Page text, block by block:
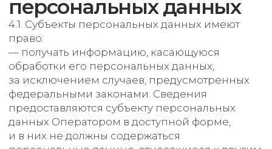
случаях и актуальность по отношению к целям
обработки персональных данных. Оператор
принимает необходимые меры и/
или обеспечивает их принятие по удалению
или уточнению неполных или неточных
данных.
5.7. Хранение персональных данных
определить субъекта персональных данных,
не дольше, чем этого требуют цели обработки
персональных данных, если срок хранения
персональных данных не установлен
федеральным законом, договором, стороной
которого, выгодоприобретателем или